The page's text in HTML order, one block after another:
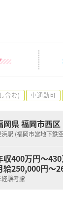
含む) 車通勤可
岡県 福岡市西区
浜駅 (福岡市営地下鉄
収400万円～
給250,000円～
験考慮